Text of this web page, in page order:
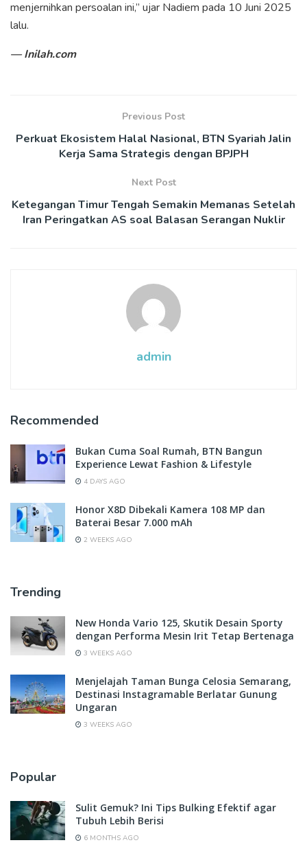
menjernihkan persoalan ini,” ujar Nadiem pada 10 Juni 2025
lalu.
— Inilah.com
Previous Post
Perkuat Ekosistem Halal Nasional, BTN Syariah Jalin
Kerja Sama Strategis dengan BPJPH
Next Post
Ketegangan Timur Tengah Semakin Memanas Setelah
Iran Peringatkan AS soal Balasan Serangan Nuklir
admin
Recommended
Bukan Cuma Soal Rumah, BTN Bangun
Experience Lewat Fashion & Lifestyle
4 DAYS AGO
Honor X8D Dibekali Kamera 108 MP dan
Baterai Besar 7.000 mAh
2 WEEKS AGO
Trending
New Honda Vario 125, Skutik Desain Sporty
dengan Performa Mesin Irit Tetap Bertenaga
3 WEEKS AGO
Menjelajah Taman Bunga Celosia Semarang,
Destinasi Instagramable Berlatar Gunung
Ungaran
3 WEEKS AGO
Popular
Sulit Gemuk? Ini Tips Bulking Efektif agar
Tubuh Lebih Berisi
6 MONTHS AGO